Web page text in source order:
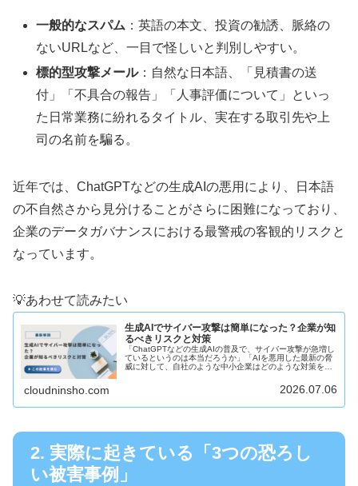
一般的なスパム ：英語の本文、投資の勧誘、脈絡の
ないURLなど、一目で怪しいと判別しやすい。
標的型攻撃メール：自然な日本語、「見積書の送
付」「不具合の報告」「人事評価について」といっ
た日常業務に紛れるタイトル、実在する取引先や上
司の名前を騙る。
近年では、ChatGPTなどの生成AIの悪用により、日本語
の不自然さから見分けることがさらに困難になっており、
企業のデータガバナンスにおける最警戒の客観的リスクと
なっています。
💡あわせて読みたい
生成AIでサイバー攻撃は簡単になった？企業が知
るべきリスクと対策
「ChatGPTなどの生成AIの普及で、サイバー攻撃が急増し
ているというのは本当だろうか」「AIを悪用した最新の脅
威に対して、自社のような中小企業はどのような対策を取
cloudninsho.com 2026.07.06
2. 実際に起きている「3つの恐ろし
い被害事例」